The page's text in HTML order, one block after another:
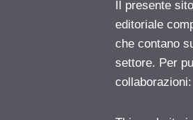
Il presente
editoriale
che contano
settore. Per
collaborazioni: